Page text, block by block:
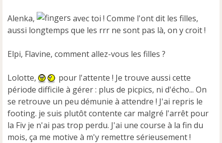
Alenka,
avec toi ! Comme l'ont dit les filles,
aussi longtemps que les rrr ne sont pas là, on y croit !
Elpi, Flavine, comment allez-vous les filles ?
Lolotte,
pour l'attente ! Je trouve aussi cette
période difficile à gérer : plus de picpics, ni d'écho... On
se retrouve un peu démunie à attendre ! J'ai repris le
footing. je suis plutôt contente car malgré l'arrêt pour
la Fiv je n'ai pas trop perdu. J'ai une course à la fin du
mois, ça me motive à m'y remettre sérieusement !